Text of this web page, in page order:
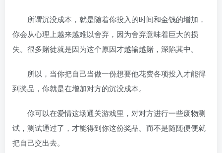
所谓沉没成本，就是随着你投入的时间和金钱的增加，
你会从心理上越来越难以舍弃，因为舍弃意味着巨大的损
失。很多赌徒就是因为这个原因才越输越赌，深陷其中。
所以，当你把自己当做一份想要他花费各项投入才能得
到奖品，你就是在增加对方的沉没成本。
你可以在爱情这场通关游戏里，对对方进行一些废物测
试，测试通过了，才能得到你这份奖品。而不是随随便便就
把自己交出去。